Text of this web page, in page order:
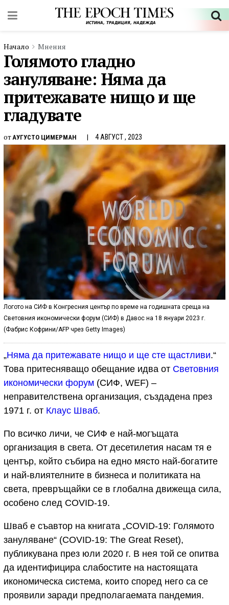
Начало Мнения
Голямото гладно
зануляване: Няма да
притежавате нищо и ще
гладувате
от АУГУСТО ЦИМЕРМАН 4 АВГУСТ , 2023
Логото на СИФ в Конгресния център по време на годишната среща на
Световния икономически форум (СИФ) в Давос на 18 януари 2023 г.
(Фабрис Кофрини/AFP чрез Getty Images)
„Няма да притежавате нищо и ще сте щастливи.“
Това притесняващо обещание идва от Световния
икономически форум (СИФ, WEF) –
неправителствена организация, създадена през
1971 г. от Клаус Шваб.
По всичко личи, че СИФ е най-могъщата
организация в света. От десетилетия насам тя е
център, който събира на едно място най-богатите
и най-влиятелните в бизнеса и политиката на
света, превръщайки се в глобална движеща сила,
особено след COVID-19.
Шваб е съавтор на книгата „COVID-19: Голямото
зануляване“ (COVID-19: The Great Reset),
публикувана през юли 2020 г. В нея той се опитва
да идентифицира слабостите на настоящата
икономическа система, които според него са се
проявили заради предполагаемата пандемия.